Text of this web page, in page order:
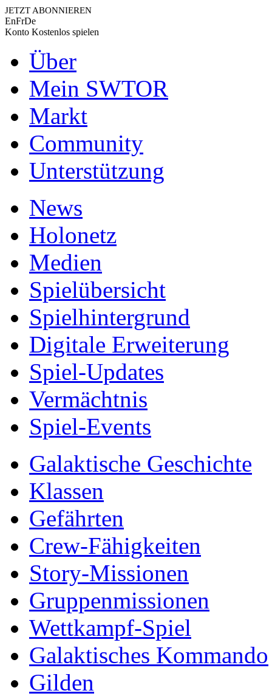
JETZT ABONNIEREN
EnFrDe
Konto Kostenlos spielen
Über
Mein SWTOR
Markt
Community
Unterstützung
News
Holonetz
Medien
Spielübersicht
Spielhintergrund
Digitale Erweiterung
Spiel-Updates
Vermächtnis
Spiel-Events
Galaktische Geschichte
Klassen
Gefährten
Crew-Fähigkeiten
Story-Missionen
Gruppenmissionen
Wettkampf-Spiel
Galaktisches Kommando
Gilden